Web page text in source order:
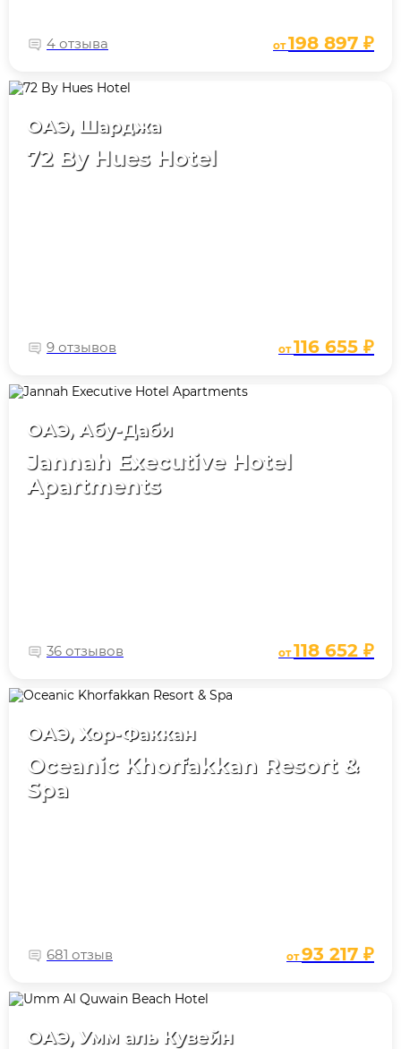
4 отзыва от198 897 ₽
ОАЭ, Шарджа
72 By Hues Hotel
9 отзывов от116 655 ₽
ОАЭ, Абу-Даби
Jannah Executive Hotel
Apartments
36 отзывов от118 652 ₽
ОАЭ, Хор-Факкан
Oceanic Khorfakkan Resort &
Spa
681 отзыв от93 217 ₽
ОАЭ, Умм аль Кувейн